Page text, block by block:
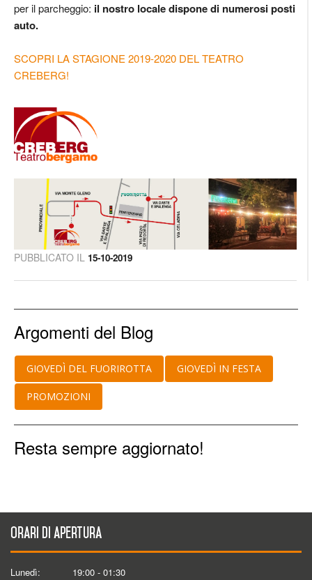
per il parcheggio: il nostro locale dispone di numerosi posti
auto.
SCOPRI LA STAGIONE 2019-2020 DEL TEATRO
CREBERG!
PUBBLICATO IL 15-10-2019
Argomenti del Blog
GIOVEDÌ DEL FUORIROTTA GIOVEDÌ IN FESTA
PROMOZIONI
Resta sempre aggiornato!
Orari di apertura
Lunedì:
19:00 - 01:30